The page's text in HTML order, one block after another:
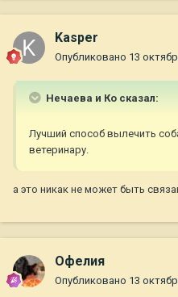
Kasper
Опубликовано 13
Нечаева и Ко сказал:
Лучший способ вылечить
ветеринару.
а это никак не может быть
Офелия
Опубликовано 13